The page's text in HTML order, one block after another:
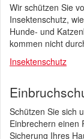
Wir schützen Sie
Insektenschutz,
Hunde- und
kommen nicht
Insektenschutz
Schützen Sie sich
Einbrechern einen
Sicherung Ihres